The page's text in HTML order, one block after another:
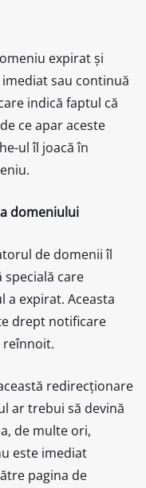
expirat și
sau continuă
indică faptul că
ce apar aceste
ul îl joacă în
domeniului
de domenii îl
care
a expirat. Aceasta
drept notificare
reînnoit.
redirecționare
ar trebui să devină
de multe ori,
este imediat
pagina de